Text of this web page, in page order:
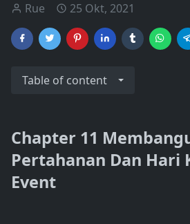
Rue 25 Okt, 2021
Table of content
Chapter 11
Pertahanan Dan Hari
Event